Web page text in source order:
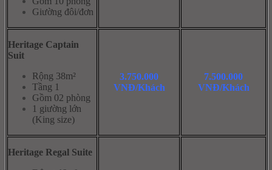
Giường đôi/đơn
Heritage Captain
Suit
Rộng 38m²
Tầng 1
Gồm 02 phòng
1 giường lớn
(King size)
3.750.000
VNĐ/Khách
7.500.000
VNĐ/Khách
Heritage Regal Suite